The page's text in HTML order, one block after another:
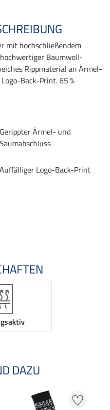
mit hochschließendem
Baumwoll-
Rippmaterial an Ärmel-
Back-Print. 65 %
Gerippter Ärmel- und
Saumabschluss
Auffälliger Logo-Back-Print
DAZU